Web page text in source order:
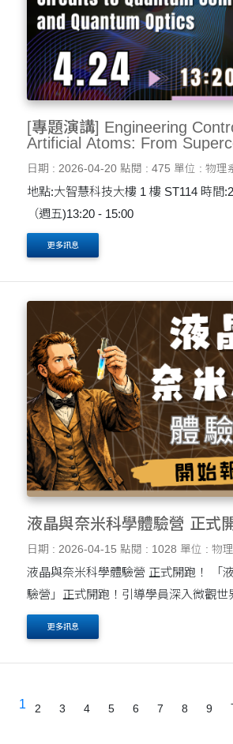
[專題演講] Engineering
Artificial Atoms: From
Circuits to Quantum
Quantum Optics 4/24
日期 : 2026-04-20 點閱 : 475 單位 : 物理
地點:大智慧科技大樓 1 樓 ST114 時間:2026年4月24日
（週五)13:20 - 15:00
更多訊息
液晶與奈米科學體驗營 正式
日期 : 2026-04-15 點閱 : 1028 單位 : 物
液晶與奈米科學體驗營 正式開跑！ 「液晶與奈米科學體
驗營」正式開跑！引導學員深入微觀世
分子的排列之美，並見證奈米技術如何
不僅是知識的傳遞，更能啟發對未來材
更多訊息
1 2 3 4 5 6 7 8 9